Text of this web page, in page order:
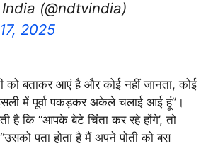
(@ndtvindia)
2025
को बताकर आएं है और कोई नहीं जानता, कोई
में पूर्वा पकड़कर अकेले चलाई आई हूं”।
है कि “आपके बेटे चिंता कर रहे होंगे’, तो
पता होता है मैं अपने पोती को बस